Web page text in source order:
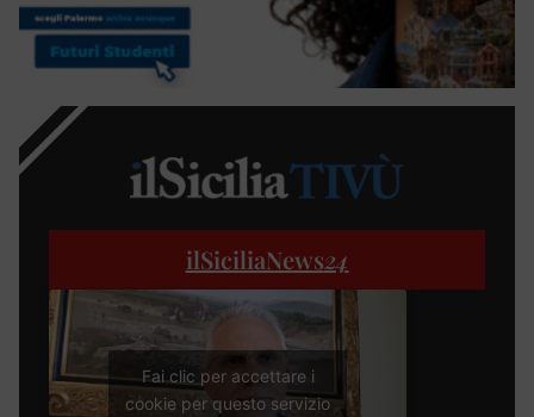
ilSiciliaNews24
Fai clic per accettare i
cookie per questo servizio